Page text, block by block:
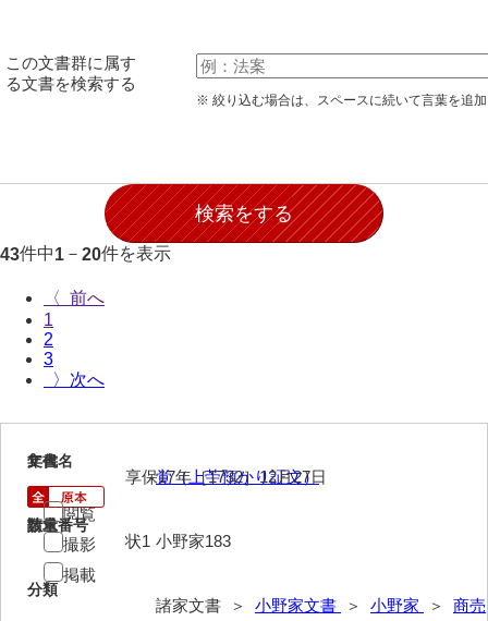
石川卓美文庫
和泉家文書
市川家文書
一宝家文書
伊藤家文書（宇部市）
この文書群に属す
る文書を検索する
※ 絞り込む場合は、スペースに続いて言葉を追
43件中1 － 20件を表示
〈
1
2
3
〉
1
文書名
覚（上苧預かり証文）
請求番号
小野家183
分類
諸家文書 ＞ 小野家文書 ＞ 小野家 ＞ 商売
年代
享保17年［1732］12月27日
数量
状1
閲覧
撮影
掲載